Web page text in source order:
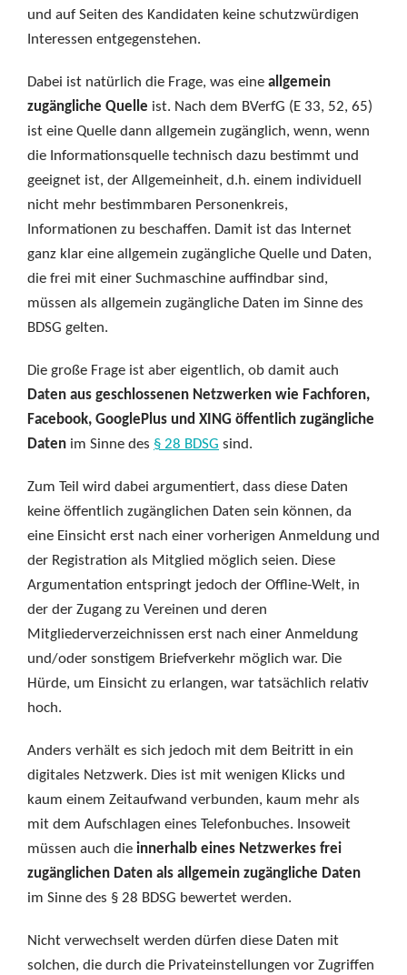
und auf Seiten des Kandidaten keine schutzwürdigen
Interessen entgegenstehen.
Dabei ist natürlich die Frage, was eine allgemein
zugängliche Quelle ist. Nach dem BVerfG (E 33, 52, 65)
ist eine Quelle dann allgemein zugänglich, wenn, wenn
die Informationsquelle technisch dazu bestimmt und
geeignet ist, der Allgemeinheit, d.h. einem individuell
nicht mehr bestimmbaren Personenkreis,
Informationen zu beschaffen. Damit ist das Internet
ganz klar eine allgemein zugängliche Quelle und Daten,
die frei mit einer Suchmaschine auffindbar sind,
müssen als allgemein zugängliche Daten im Sinne des
BDSG gelten.
Die große Frage ist aber eigentlich, ob damit auch
Daten aus geschlossenen Netzwerken wie Fachforen,
Facebook, GooglePlus und XING öffentlich zugängliche
Daten im Sinne des § 28 BDSG sind.
Zum Teil wird dabei argumentiert, dass diese Daten
keine öffentlich zugänglichen Daten sein können, da
eine Einsicht erst nach einer vorherigen Anmeldung und
der Registration als Mitglied möglich seien. Diese
Argumentation entspringt jedoch der Offline-Welt, in
der der Zugang zu Vereinen und deren
Mitgliederverzeichnissen erst nach einer Anmeldung
und/oder sonstigem Briefverkehr möglich war. Die
Hürde, um Einsicht zu erlangen, war tatsächlich relativ
hoch.
Anders verhält es sich jedoch mit dem Beitritt in ein
digitales Netzwerk. Dies ist mit wenigen Klicks und
kaum einem Zeitaufwand verbunden, kaum mehr als
mit dem Aufschlagen eines Telefonbuches. Insoweit
müssen auch die innerhalb eines Netzwerkes frei
zugänglichen Daten als allgemein zugängliche Daten
im Sinne des § 28 BDSG bewertet werden.
Nicht verwechselt werden dürfen diese Daten mit
solchen, die durch die Privateinstellungen vor Zugriffen